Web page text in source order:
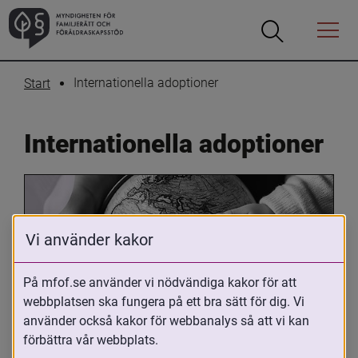
Öppna
Öppna
Menyn
Start Internationella adoptioner
Internationella adoptioner
Oavsett om du är adopterad,
adoptivförälder eller arbetar med
Vi använder kakor
På mfof.se använder vi nödvändiga kakor för att
webbplatsen ska fungera på ett bra sätt för dig. Vi
använder också kakor för webbanalys så att vi kan
förbättra vår webbplats.